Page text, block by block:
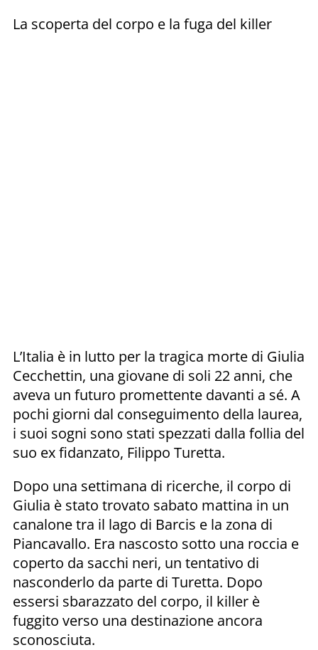
La scoperta del corpo e la fuga del killer
L’Italia è in lutto per la tragica morte di Giulia
Cecchettin, una giovane di soli 22 anni, che
aveva un futuro promettente davanti a sé. A
pochi giorni dal conseguimento della laurea,
i suoi sogni sono stati spezzati dalla follia del
suo ex fidanzato, Filippo Turetta.
Dopo una settimana di ricerche, il corpo di
Giulia è stato trovato sabato mattina in un
canalone tra il lago di Barcis e la zona di
Piancavallo. Era nascosto sotto una roccia e
coperto da sacchi neri, un tentativo di
nasconderlo da parte di Turetta. Dopo
essersi sbarazzato del corpo, il killer è
fuggito verso una destinazione ancora
sconosciuta.